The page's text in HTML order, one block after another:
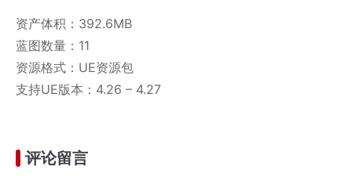
资产体积：392.6MB
蓝图数量：11
资源格式：UE资源包
支持UE版本：4.26 – 4.27
评论留言